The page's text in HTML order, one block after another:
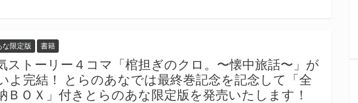
な限定版 書籍
ストーリー４コマ「棺担ぎのクロ。〜懐中旅話〜」が
よ完結！ とらのあなでは最終巻記念を記念して「全
ＢＯＸ」付きとらのあな限定版を発売いたします！